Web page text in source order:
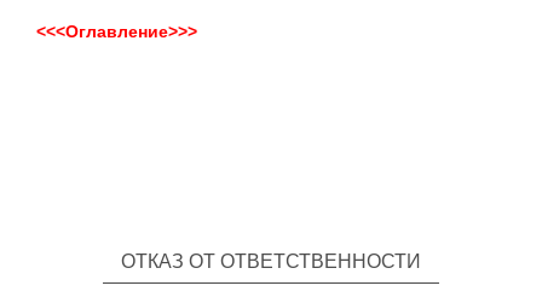
<<<Оглавление>>>
ОТКАЗ ОТ ОТВЕТСТВЕННОСТИ